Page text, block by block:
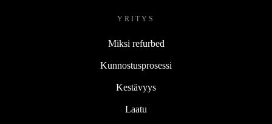
YRITYS
Miksi refurbed
Kunnostusprosessi
Kestävyys
Laatu